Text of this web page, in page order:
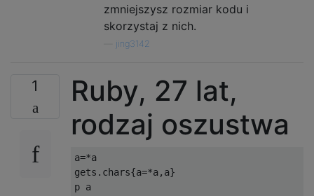
zmniejszysz rozmiar kodu i
skorzystaj z nich.
jing3142
1
Ruby, 27 lat,
rodzaj oszustwa
a=*a
gets.chars{a=*a,a}